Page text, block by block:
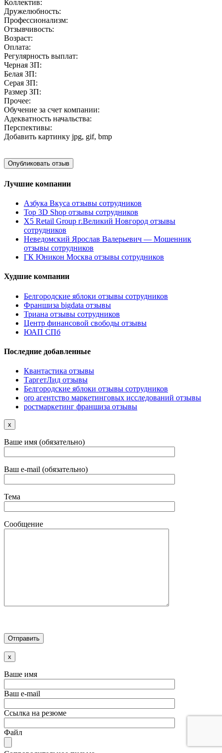
Коллектив:
Дружелюбность:
Профессионализм:
Отзывчивость:
Возраст:
Оплата:
Регулярность выплат:
Черная ЗП:
Белая ЗП:
Серая ЗП:
Размер ЗП:
Прочее:
Обучение за счет компании:
Адекватность начальства:
Перспективы:
Добавить картинку jpg, gif, bmp
Лучшие компании
Азбука Вкуса отзывы сотрудников
Top 3D Shop отзывы сотрудников
X5 Retail Group г.Великий Новгород отзывы
сотрудников
Неведомский Ярослав Валерьевич — Мошенник
отзывы сотрудников
ГК Юникон Москва отзывы сотрудников
Худшие компании
Белгородские яблоки отзывы сотрудников
Франшиза bigdata отзывы
Триана отзывы сотрудников
Центр финансовой свободы отзывы
ЮАП СПб
Последние добавленные
Квантастика отзывы
ТаргетЛид отзывы
Белгородские яблоки отзывы сотрудников
oro агентство маркетинговых исследований отзывы
ростмаркетинг франшиза отзывы
x
Ваше имя (обязательно)
Ваш e-mail (обязательно)
Тема
Сообщение
x
Ваше имя
Ваш e-mail
Ссылка на резюме
Файл